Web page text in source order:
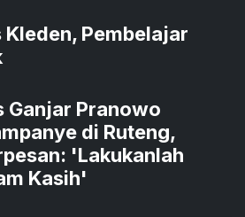
Kleden, Pembelajar
Ganjar Pranowo
di Ruteng,
'Lakukanlah
Kasih'